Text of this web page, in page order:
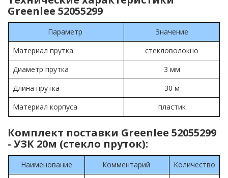
Greenlee 52055299
Параметр
Значение
Материал прутка
стекловолокно
Диаметр прутка
3 мм
Длина прутка
30 м
Материал корпуса
пластик
Комплект поставки ​Greenlee 52055299
- УЗК 20м (стекло пруток):
Наименование Комментарий
Количество